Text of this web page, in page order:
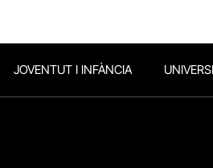
JOVENTUT I INFÀNCIA